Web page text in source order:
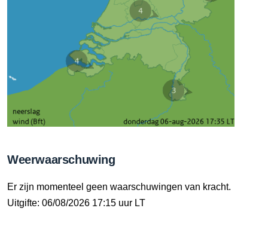
Weerwaarschuwing
Er zijn momenteel geen waarschuwingen van kracht.
Uitgifte: 06/08/2026 17:15 uur LT